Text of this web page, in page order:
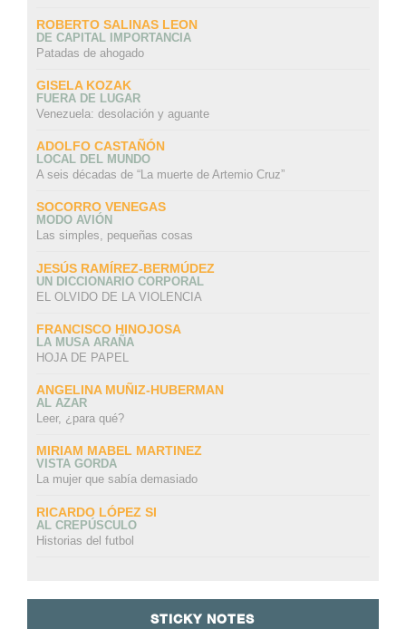
ROBERTO SALINAS LEON
DE CAPITAL IMPORTANCIA
Patadas de ahogado
GISELA KOZAK
FUERA DE LUGAR
Venezuela: desolación y aguante
ADOLFO CASTAÑÓN
LOCAL DEL MUNDO
A seis décadas de “La muerte de Artemio Cruz”
SOCORRO VENEGAS
MODO AVIÓN
Las simples, pequeñas cosas
JESÚS RAMÍREZ-BERMÚDEZ
UN DICCIONARIO CORPORAL
EL OLVIDO DE LA VIOLENCIA
FRANCISCO HINOJOSA
LA MUSA ARAÑA
HOJA DE PAPEL
ANGELINA MUÑIZ-HUBERMAN
AL AZAR
Leer, ¿para qué?
MIRIAM MABEL MARTINEZ
VISTA GORDA
La mujer que sabía demasiado
RICARDO LÓPEZ SI
AL CREPÚSCULO
Historias del futbol
STICKY NOTES